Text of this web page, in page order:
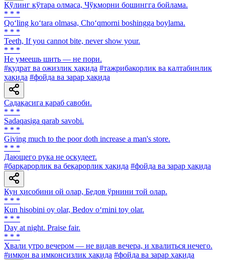
Қўлинг кўтара олмаса, Чўқморни бошингга бойлама.
* * *
Qo‘ling ko‘tara olmasa, Cho‘qmorni boshingga boylama.
* * *
Teeth, If you cannot bite, never show your.
* * *
He умеешь шить — не пори.
#қудрат ва ожизлик ҳақида #тажрибакорлик ва калтабинлик
ҳақида #фойда ва зарар ҳақида
Садақасига қараб савоби.
* * *
Sadaqasiga qarab savobi.
* * *
Giving much to the poor doth increase a man's store.
* * *
Дающего рука не оскудеет.
#барқарорлик ва беқарорлик ҳақида #фойда ва зарар ҳақида
Кун ҳисобини ой олар, Бедов ўрнини той олар.
* * *
Кun hisobini oy olar, Bedov o‘rnini toy olar.
* * *
Day at night. Praise fair.
* * *
Хвали утро вечером — не видав вечера, и хвалиться нечего.
#имкон ва имконсизлик ҳақида #фойда ва зарар ҳақида